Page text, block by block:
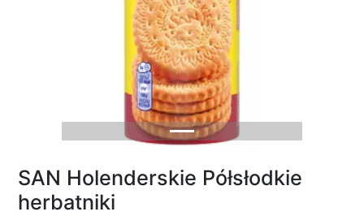
SAN Holenderskie Półsłodkie
herbatniki